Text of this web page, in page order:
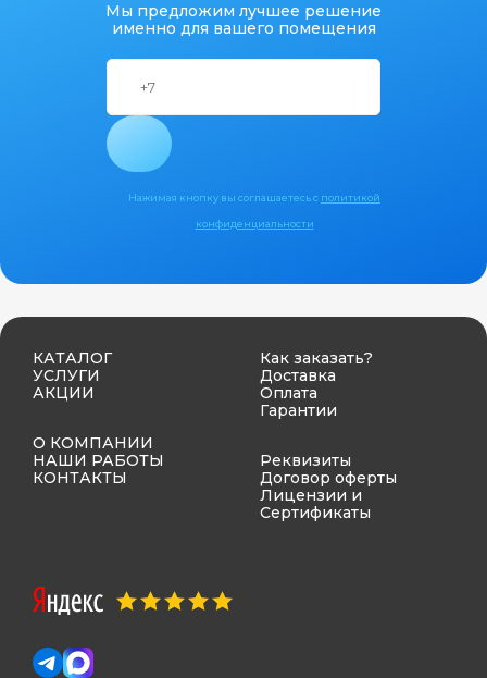
Мы предложим лучшее решение
именно для вашего помещения
Нажимая кнопку вы соглашаетесь с политикой
конфиденциальности
КАТАЛОГ
УСЛУГИ
АКЦИИ
О КОМПАНИИ
НАШИ РАБОТЫ
КОНТАКТЫ
Как заказать?
Доставка
Оплата
Гарантии
Реквизиты
Договор оферты
Лицензии и
Сертификаты